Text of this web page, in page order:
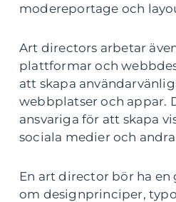
modereportage och
Art directors arbetar
plattformar och
att skapa
webbplatser och appar.
ansvariga för att skapa
sociala medier och
En art director bör ha en
om designprinciper,